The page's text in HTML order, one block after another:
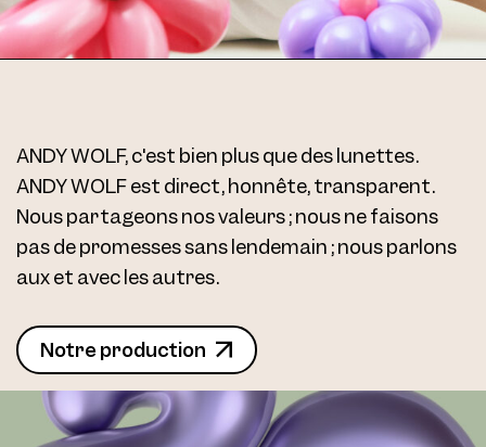
ANDY WOLF, c'est bien plus que des lunettes.
ANDY WOLF est direct, honnête, transparent.
Nous partageons nos valeurs ; nous ne faisons
pas de promesses sans lendemain ; nous parlons
aux et avec les autres.
Notre production